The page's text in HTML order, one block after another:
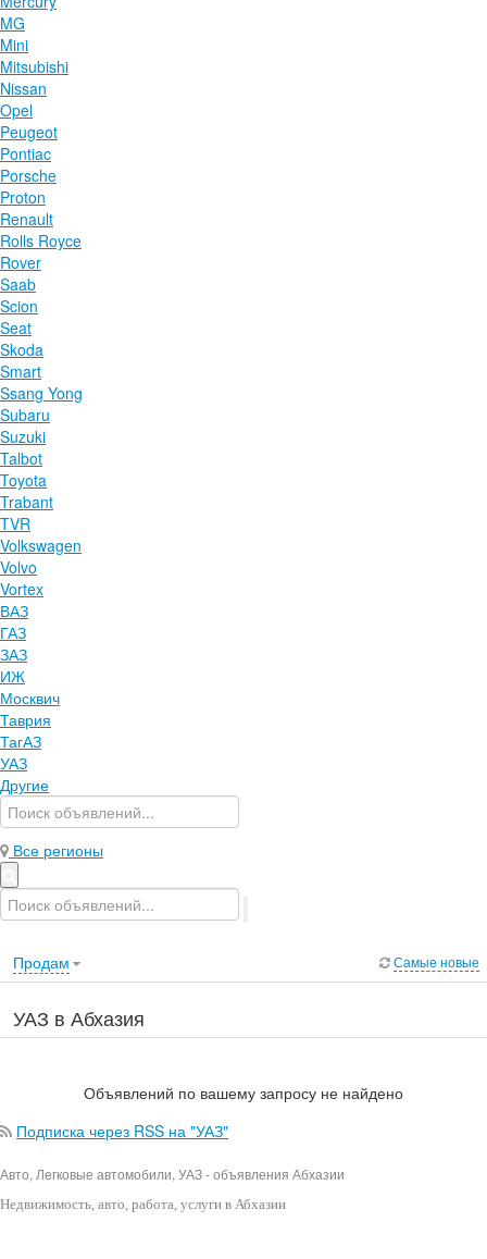
MG
Mini
Mitsubishi
Nissan
Opel
Peugeot
Pontiac
Porsche
Proton
Renault
Rolls Royce
Rover
Saab
Scion
Seat
Skoda
Smart
Ssang Yong
Subaru
Suzuki
Talbot
Toyota
Trabant
TVR
Volkswagen
Volvo
Vortex
ВАЗ
ГАЗ
ЗАЗ
ИЖ
Москвич
Таврия
ТагАЗ
УАЗ
Другие
Все регионы
Продам Самые новые
УАЗ в Абхазия
Объявлений по вашему запросу не найдено
Подписка через RSS на "УАЗ"
Авто, Легковые автомобили, УАЗ - объявления Абхазии
Недвижимость , авто, работа, услуги в Абхазии